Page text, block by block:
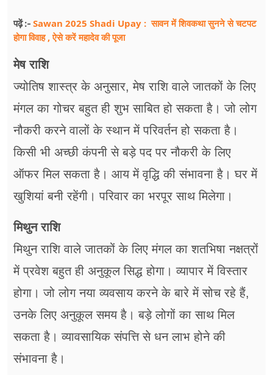
पढ़ें :- Sawan 2025 Shadi Upay : सावन में शिवकथा सुनने से चटपट
होगा विवाह , ऐसे करें महादेव की पूजा
मेष राशि
ज्योतिष शास्त्र के अनुसार, मेष राशि वाले जातकों के लिए
मंगल का गोचर बहुत ही शुभ साबित हो सकता है। जो लोग
नौकरी करने वालों के स्थान में परिवर्तन हो सकता है।
किसी भी अच्छी कंपनी से बड़े पद पर नौकरी के लिए
ऑफर मिल सकता है। आय में वृद्धि की संभावना है। घर में
खुशियां बनी रहेंगी। परिवार का भरपूर साथ मिलेगा।
मिथुन राशि
मिथुन राशि वाले जातकों के लिए मंगल का शतभिषा नक्षत्रों
में प्रवेश बहुत ही अनुकूल सिद्ध होगा। व्यापार में विस्तार
होगा। जो लोग नया व्यवसाय करने के बारे में सोच रहे हैं,
उनके लिए अनुकूल समय है। बड़े लोगों का साथ मिल
सकता है। व्यावसायिक संपत्ति से धन लाभ होने की
संभावना है।